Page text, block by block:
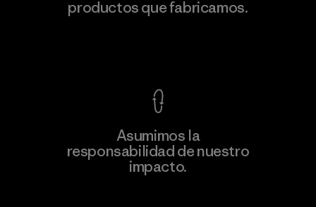
información
productos que fabricamos.
Asumimos la
responsabilidad de nuestro
impacto.